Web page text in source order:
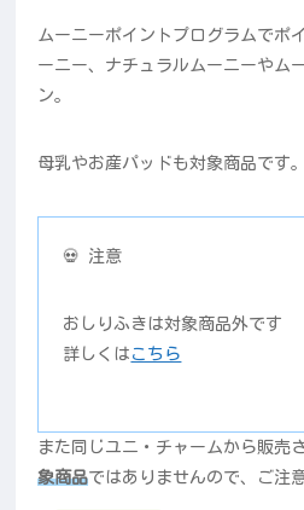
ムーニーポイントプログラムでポ
ーニー、ナチュラルムーニーやム
ン。
母乳やお産パッドも対象商品です。
💀 注意
おしりふきは対象商品外です
詳しくは こちら
また同じユニ・チャームから販売
象商品ではありませんので、ご注